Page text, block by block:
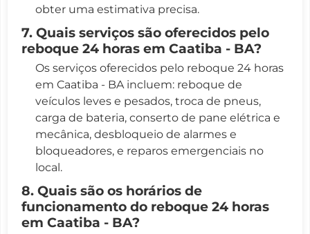
obter uma estimativa precisa.
7. Quais serviços são oferecidos pelo
reboque 24 horas em Caatiba - BA?
Os serviços oferecidos pelo reboque 24 horas
em Caatiba - BA incluem: reboque de
veículos leves e pesados, troca de pneus,
carga de bateria, conserto de pane elétrica e
mecânica, desbloqueio de alarmes e
bloqueadores, e reparos emergenciais no
local.
8. Quais são os horários de
funcionamento do reboque 24 horas
em Caatiba - BA?